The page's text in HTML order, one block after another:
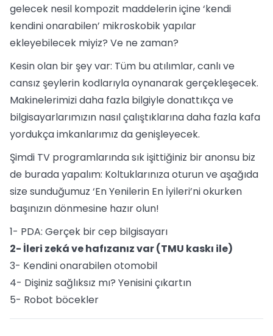
gelecek nesil kompozit maddelerin içine ‘kendi
kendini onarabilen’ mikroskobik yapılar
ekleyebilecek miyiz? Ve ne zaman?
Kesin olan bir şey var: Tüm bu atılımlar, canlı ve
cansız şeylerin kodlarıyla oynanarak gerçekleşecek.
Makinelerimizi daha fazla bilgiyle donattıkça ve
bilgisayarlarımızın nasıl çalıştıklarına daha fazla kafa
yordukça imkanlarımız da genişleyecek.
Şimdi TV programlarında sık işittiğiniz bir anonsu biz
de burada yapalım: Koltuklarınıza oturun ve aşağıda
size sunduğumuz ‘En Yenilerin En İyileri’ni okurken
başınızın dönmesine hazır olun!
1- PDA: Gerçek bir cep bilgisayarı
2- İleri zeká ve hafızanız var (TMU kaskı ile)
3- Kendini onarabilen otomobil
4- Dişiniz sağlıksız mı? Yenisini çıkartın
5- Robot böcekler